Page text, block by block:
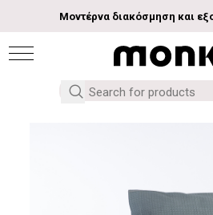
Μοντέρνα διακόσμηση και